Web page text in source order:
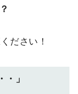
ださい！
・」